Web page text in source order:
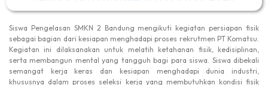
Siswa Pengelasan SMKN 2 Bandung mengikuti kegiatan persiapan fisik
sebagai bagian dari kesiapan menghadapi proses rekrutmen PT Komatsu.
Kegiatan ini dilaksanakan untuk melatih ketahanan fisik, kedisiplinan,
serta membangun mental yang tangguh bagi para siswa. Siswa dibekali
semangat kerja keras dan kesiapan menghadapi dunia industri,
khususnya dalam proses seleksi kerja yang membutuhkan kondisi fisik